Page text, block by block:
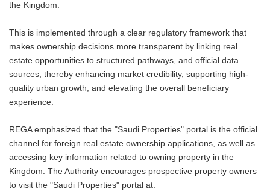
the Kingdom.
This is implemented through a clear regulatory framework that
makes ownership decisions more transparent by linking real
estate opportunities to structured pathways, and official data
sources, thereby enhancing market credibility, supporting high-
quality urban growth, and elevating the overall beneficiary
experience.
REGA emphasized that the "Saudi Properties" portal is the official
channel for foreign real estate ownership applications, as well as
accessing key information related to owning property in the
Kingdom. The Authority encourages prospective property owners
to visit the "Saudi Properties" portal at: